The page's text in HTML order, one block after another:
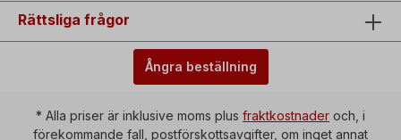
Rättsliga frågor
Ångra beställning
* Alla priser är inklusive moms plus fraktkostnader och, i
förekommande fall, postförskottsavgifter, om inget annat